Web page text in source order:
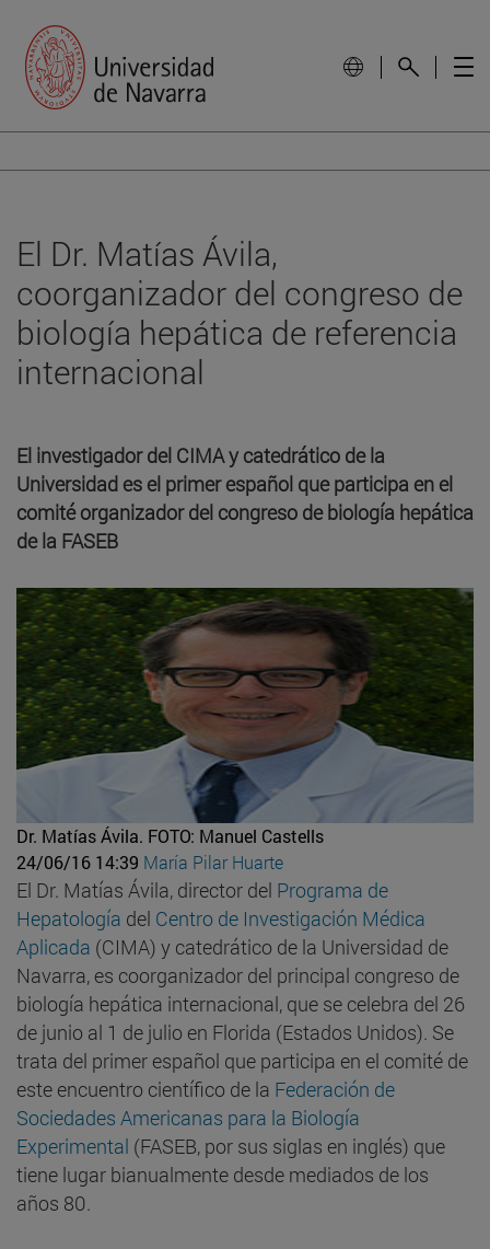
El Dr. Matías Ávila,
coorganizador del congreso de
biología hepática de referencia
internacional
El investigador del CIMA y catedrático de la
Universidad es el primer español que participa en el
comité organizador del congreso de biología hepática
de la FASEB
Dr. Matías Ávila. FOTO: Manuel Castells
24/06/16 14:39 María Pilar Huarte
El Dr. Matías Ávila, director del Programa de
Hepatología del Centro de Investigación Médica
Aplicada (CIMA) y catedrático de la Universidad de
Navarra, es coorganizador del principal congreso de
biología hepática internacional, que se celebra del 26
de junio al 1 de julio en Florida (Estados Unidos). Se
trata del primer español que participa en el comité de
este encuentro científico de la Federación de
Sociedades Americanas para la Biología
Experimental (FASEB, por sus siglas en inglés) que
tiene lugar bianualmente desde mediados de los
años 80.